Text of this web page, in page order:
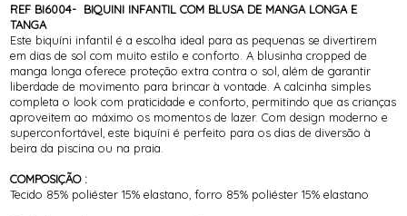
REF BI6004- BIQUINI INFANTIL COM BLUSA DE MANGA LONGA E
TANGA
Este biquíni infantil é a escolha ideal para as pequenas se divertirem
em dias de sol com muito estilo e conforto. A blusinha cropped de
manga longa oferece proteção extra contra o sol, além de garantir
liberdade de movimento para brincar à vontade. A calcinha simples
completa o look com praticidade e conforto, permitindo que as crianças
aproveitem ao máximo os momentos de lazer. Com design moderno e
superconfortável, este biquíni é perfeito para os dias de diversão à
beira da piscina ou na praia.
COMPOSIÇÃO :
Tecido 85% poliéster 15% elastano, forro 85% poliéster 15% elastano